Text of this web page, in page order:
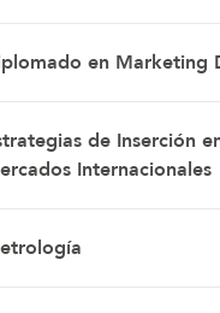
en Marketing
de Inserción
Internacionales